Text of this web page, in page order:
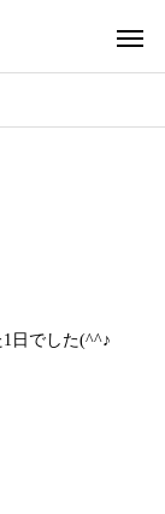
日でした(^^♪